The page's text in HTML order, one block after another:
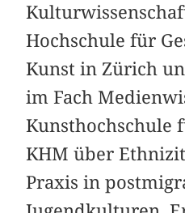
Hochschule für
Kunst in Zürich
im Fach
Kunsthochschule
KHM über
Praxis in